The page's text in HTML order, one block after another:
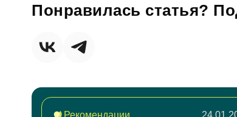
Понравилась статья?
Рекомендации